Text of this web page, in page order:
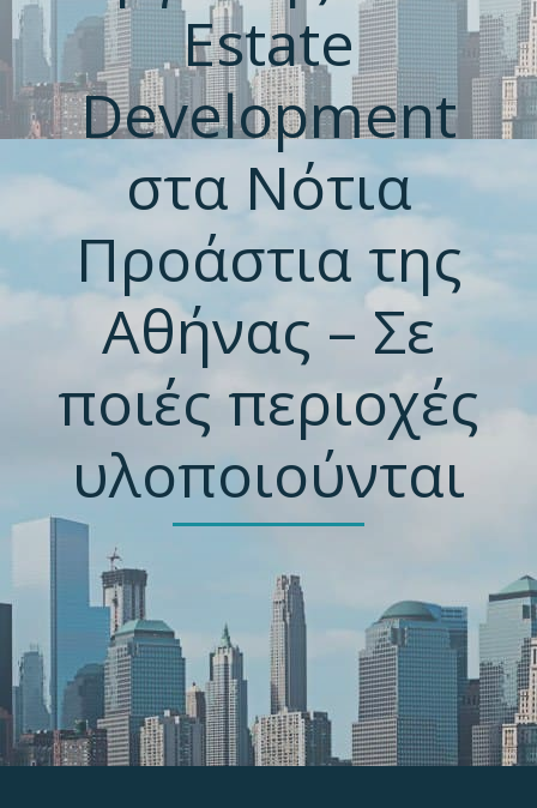
Estate
Development
στα Νότια
Προάστια της
Αθήνας – Σε
ποιές περιοχές
υλοποιούνται